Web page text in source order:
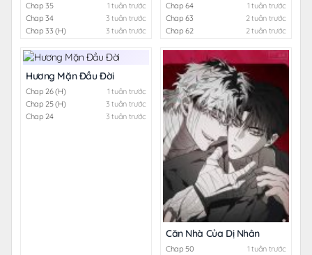
Chap 35
1 tuần trước
Chap 34
3 tuần trước
Chap 33 (H)
3 tuần trước
Chap 64
1 tuần trước
Chap 63
2 tuần trước
Chap 62
2 tuần trước
Hương Mặn Đầu Đời
Chap 26 (H)
1 tuần trước
Chap 25 (H)
3 tuần trước
Chap 24
3 tuần trước
Căn Nhà Của Dị Nhân
Chap 50
1 tuần trước